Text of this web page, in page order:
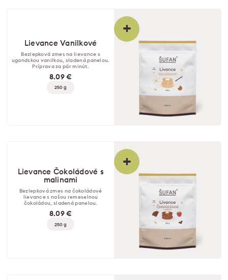
+
Lievance Vanilkové
Bezlepková zmes na lievance s
ugandskou vanilkou, sladená panelou.
Príprava za pár minút.
8.09 €
250 g
+
Lievance Čokoládové s
malinami
Bezlepková zmes na čokoládové
lievance s našou remeselnou
čokoládou, sladená panelou.
8.09 €
250 g